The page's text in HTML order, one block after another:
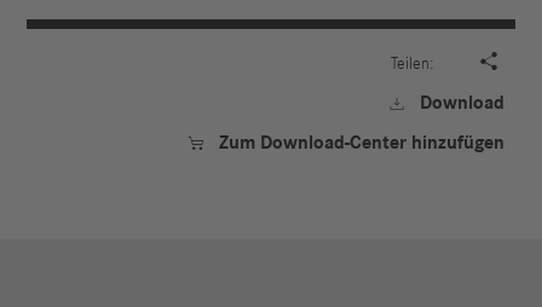
Teilen: 
 Download
 Zum Download-Center hinzufügen